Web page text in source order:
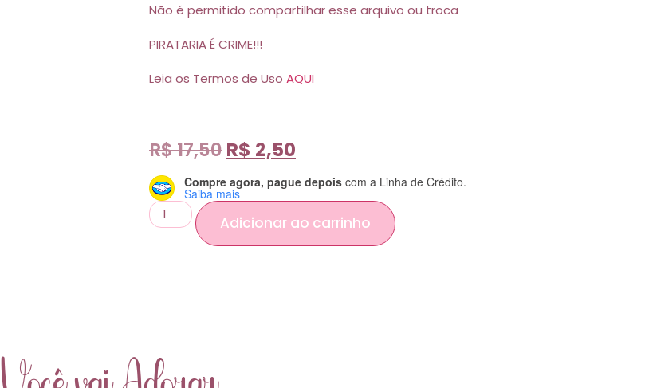
Não é permitido compartilhar esse arquivo ou troca
PIRATARIA É CRIME!!!
Leia os Termos de Uso AQUI
R$17,50R$ 2,50
Compre agora, pague depois com a Linha de Crédito.
Saiba mais
Adicionar ao carrinho